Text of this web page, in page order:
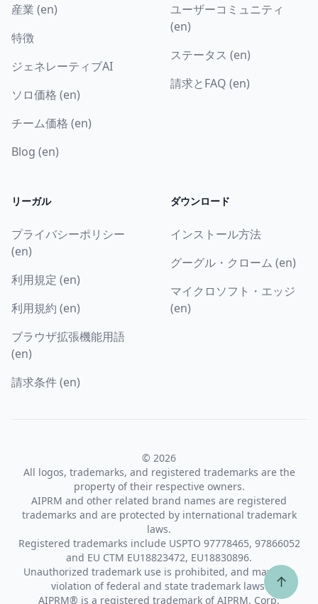
産業 (en)
特徴
ジェネレーティブAI
ソロ価格 (en)
チーム価格 (en)
Blog (en)
ユーザーコミュニティ
(en)
ステータス (en)
請求とFAQ (en)
リーガル
プライバシーポリシー
(en)
利用規定 (en)
利用規約 (en)
ブラウザ拡張機能用語
(en)
請求条件 (en)
ダウンロード
インストール方法
グーグル・クローム (en)
マイクロソフト・エッジ
(en)
© 2026
All logos, trademarks, and registered trademarks are the
property of their respective owners.
AIPRM and other related brand names are registered
trademarks and are protected by international trademark
laws.
Registered trademarks include USPTO 97778465, 97866052
and EU CTM EU18823472, EU18830896.
Unauthorized trademark use is prohibited, and may be a
violation of federal and state trademark laws.
AIPRM® is a registered trademark of AIPRM, Corp.
↑